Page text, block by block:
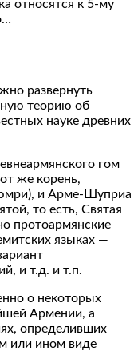
относятся к 5-му
развернуть
теорию об
науке древних
гом
же корень,
и Арме-Шуприа
то есть, Святая
протоармянские
языках —
и т.д. и т.п.
о некоторых
Армении, а
определивших
или ином виде